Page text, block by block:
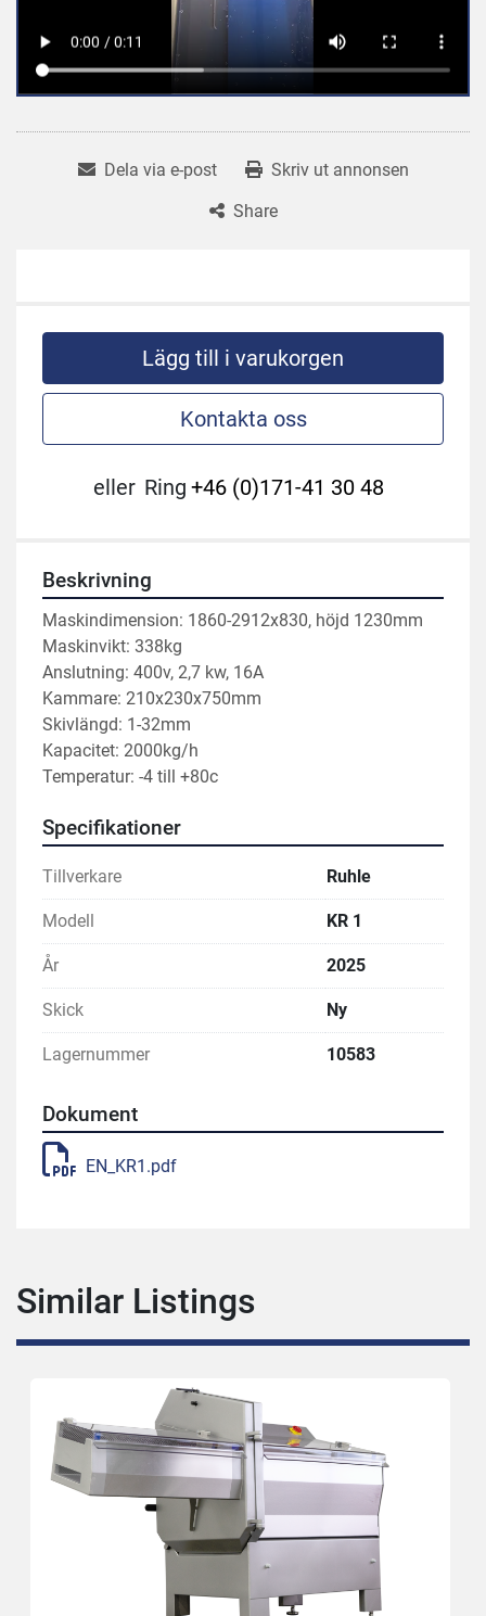
Dela via e-post
Skriv ut annonsen
Share
Lägg till i varukorgen
Kontakta oss
eller Ring +46 (0)171-41 30 48
Beskrivning
Maskindimension: 1860-2912x830, höjd 1230mm
Maskinvikt: 338kg
Anslutning: 400v, 2,7 kw, 16A
Kammare: 210x230x750mm
Skivlängd: 1-32mm
Kapacitet: 2000kg/h
Temperatur: -4 till +80c
Specifikationer
Tillverkare Ruhle
Modell KR 1
År 2025
Skick Ny
Lagernummer 10583
Dokument
EN_KR1.pdf
Similar Listings